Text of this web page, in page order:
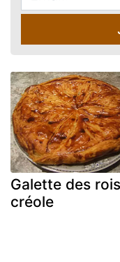
Galette des rois
créole